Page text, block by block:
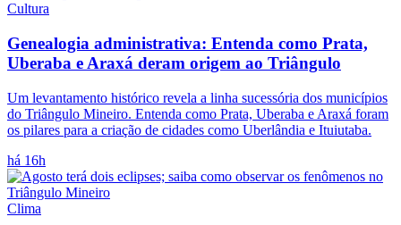
Cultura
Genealogia administrativa: Entenda como Prata,
Uberaba e Araxá deram origem ao Triângulo
Um levantamento histórico revela a linha sucessória dos municípios
do Triângulo Mineiro. Entenda como Prata, Uberaba e Araxá foram
os pilares para a criação de cidades como Uberlândia e Ituiutaba.
há 16h
Clima